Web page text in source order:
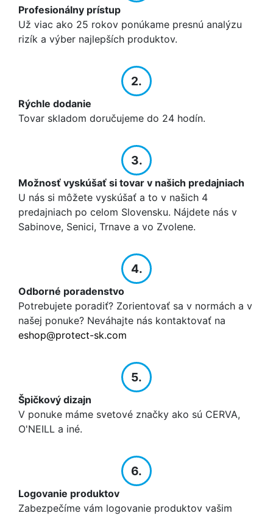
Profesionálny prístup
Už viac ako 25 rokov ponúkame presnú analýzu
rizík a výber najlepších produktov.
2.
Rýchle dodanie
Tovar skladom doručujeme do 24 hodín.
3.
Možnosť vyskúšať si tovar v našich predajniach
U nás si môžete vyskúšať a to v našich 4
predajniach po celom Slovensku. Nájdete nás v
Sabinove, Senici, Trnave a vo Zvolene.
4.
Odborné poradenstvo
Potrebujete poradiť? Zorientovať sa v normách a v
našej ponuke? Neváhajte nás kontaktovať na
eshop@protect-sk.com
5.
Špičkový dizajn
V ponuke máme svetové značky ako sú CERVA,
O'NEILL a iné.
6.
Logovanie produktov
Zabezpečíme vám logovanie produktov vašim